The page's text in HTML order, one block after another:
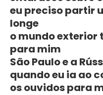
eu preciso partir
longe
o mundo exterior
para mim
São Paulo e a
quando eu ia ao
os ouvidos para